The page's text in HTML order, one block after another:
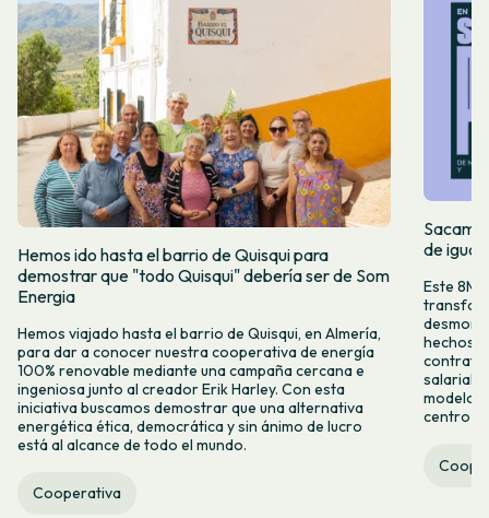
Hemos ido hasta el barrio de Quisqui para
demostrar que "todo Quisqui" debería ser de Som
Energia
Hemos viajado hasta el barrio de Quisqui, en Almería,
para dar a conocer nuestra cooperativa de energía
100% renovable mediante una campaña cercana e
ingeniosa junto al creador Erik Harley. Con esta
iniciativa buscamos demostrar que una alternativa
energética ética, democrática y sin ánimo de lucro
está al alcance de todo el mundo.
Cooperativa
de
Este 8M,
hechos y
salarial y
modelo
centro